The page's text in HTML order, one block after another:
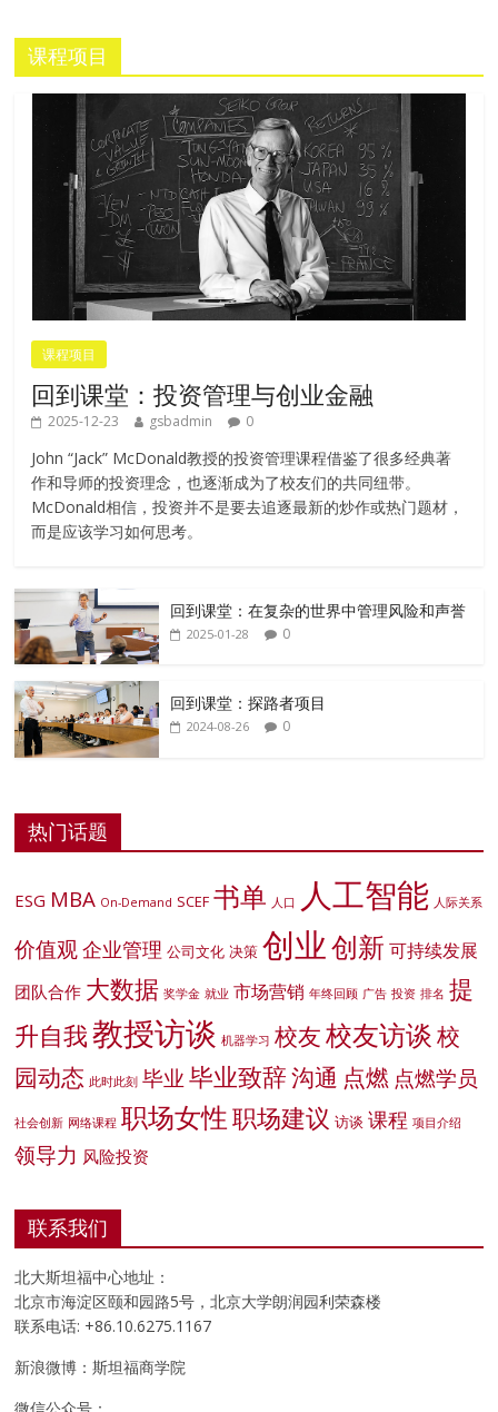
课程项目
课程项目
回到课堂：投资管理与创业金融
2025-12-23 gsbadmin 0
John “Jack” McDonald教授的投资管理课程借鉴了很多经典著
作和导师的投资理念，也逐渐成为了校友们的共同纽带。
McDonald相信，投资并不是要去追逐最新的炒作或热门题材，
而是应该学习如何思考。
回到课堂：在复杂的世界中管理风险和声誉
2025-01-28 0
回到课堂：探路者项目
2024-08-26 0
热门话题
ESG MBA On-Demand SCEF 书单 人口 人工智能 人际关系
价值观企业管理 公司文化 决策 创业创新 可持续发展
团队合作 大数据 奖学金 就业 市场营销 年终回顾 广告 投资 排名 提
升自我教授访谈 机器学习 校友校友访谈校
园动态 此时此刻 毕业 毕业致辞沟通 点燃 点燃学员
社会创新 网络课程 职场女性职场建议 访谈 课程 项目介绍
领导力 风险投资
联系我们
北大斯坦福中心地址：
北京市海淀区颐和园路5号，北京大学朗润园利荣森楼
联系电话: +86.10.6275.1167
新浪微博：斯坦福商学院
微信公众号：